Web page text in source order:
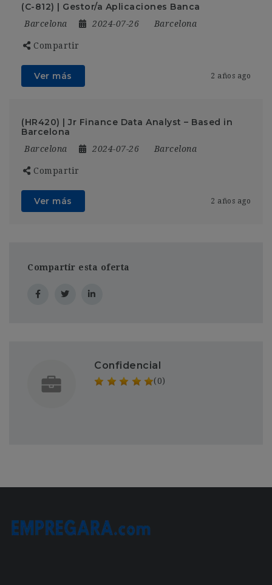
(C-812) | Gestor/a Aplicaciones Banca
Barcelona 2024-07-26 Barcelona
Compartir
Ver más 2 años ago
(HR420) | Jr Finance Data Analyst – Based in
Barcelona
Barcelona 2024-07-26 Barcelona
Compartir
Ver más 2 años ago
Compartir esta oferta
Confidencial
(0)